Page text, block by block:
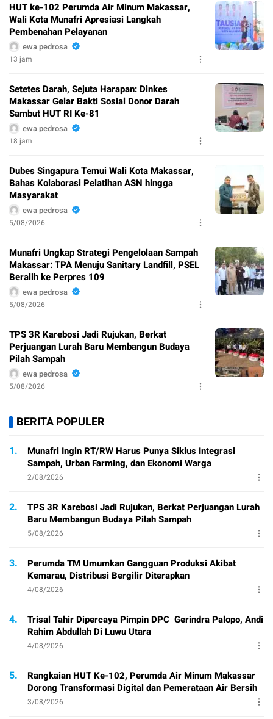
HUT ke-102 Perumda Air Minum Makassar,
Wali Kota Munafri Apresiasi Langkah
Pembenahan Pelayanan
ewa pedrosa
13 jam
Setetes Darah, Sejuta Harapan: Dinkes
Makassar Gelar Bakti Sosial Donor Darah
Sambut HUT RI Ke-81
ewa pedrosa
18 jam
Dubes Singapura Temui Wali Kota Makassar,
Bahas Kolaborasi Pelatihan ASN hingga
Masyarakat
ewa pedrosa
5/08/2026
Munafri Ungkap Strategi Pengelolaan Sampah
Makassar: TPA Menuju Sanitary Landfill, PSEL
Beralih ke Perpres 109
ewa pedrosa
5/08/2026
TPS 3R Karebosi Jadi Rujukan, Berkat
Perjuangan Lurah Baru Membangun Budaya
Pilah Sampah
ewa pedrosa
5/08/2026
BERITA POPULER
1.
Munafri Ingin RT/RW Harus Punya Siklus Integrasi
Sampah, Urban Farming, dan Ekonomi Warga
2/08/2026
2.
TPS 3R Karebosi Jadi Rujukan, Berkat Perjuangan Lurah
Baru Membangun Budaya Pilah Sampah
5/08/2026
3.
Perumda TM Umumkan Gangguan Produksi Akibat
Kemarau, Distribusi Bergilir Diterapkan
4/08/2026
4.
Trisal Tahir Dipercaya Pimpin DPC Gerindra Palopo, Andi
Rahim Abdullah Di Luwu Utara
4/08/2026
5.
Rangkaian HUT Ke-102, Perumda Air Minum Makassar
Dorong Transformasi Digital dan Pemerataan Air Bersih
3/08/2026